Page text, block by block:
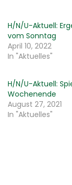
H/N/U-Aktuell:
vom Sonntag
April 10, 2022
In "Aktuelles"
H/N/U-Aktuell:
Wochenende
August 27, 2021
In "Aktuelles"